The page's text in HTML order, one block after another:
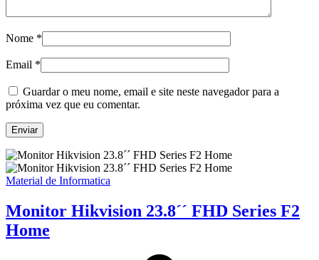
Nome *
Email *
Guardar o meu nome, email e site neste navegador para a
próxima vez que eu comentar.
Material de Informatica
Monitor Hikvision 23.8´´ FHD Series F2
Home